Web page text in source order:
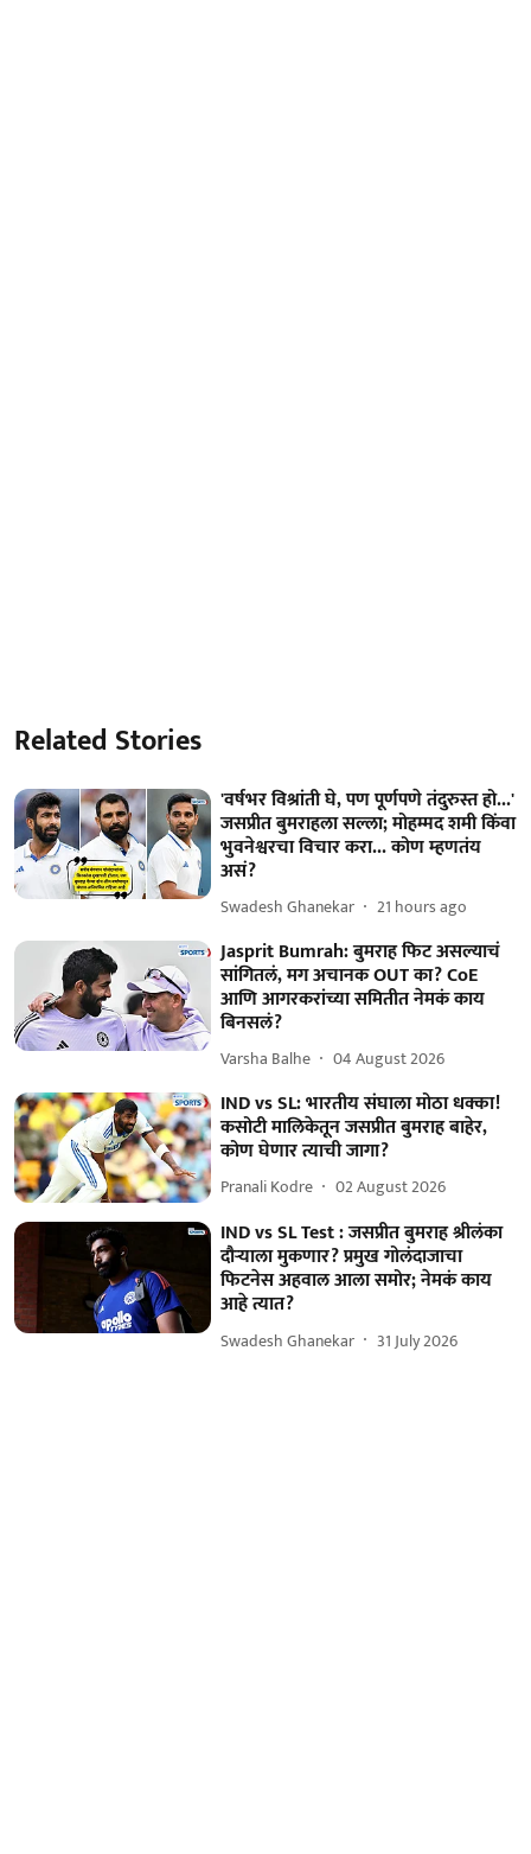
Related Stories
'वर्षभर विश्रांती घे, पण पूर्णपणे तंदुरुस्त हो...'
जसप्रीत बुमराहला सल्ला; मोहम्मद शमी किंवा
भुवनेश्वरचा विचार करा... कोण म्हणतंय
असं?
Swadesh Ghanekar 21 hours ago
Jasprit Bumrah: बुमराह फिट असल्याचं
सांगितलं, मग अचानक OUT का? CoE
आणि आगरकरांच्या समितीत नेमकं काय
बिनसलं?
Varsha Balhe 04 August 2026
IND vs SL: भारतीय संघाला मोठा धक्का!
कसोटी मालिकेतून जसप्रीत बुमराह बाहेर,
कोण घेणार त्याची जागा?
Pranali Kodre 02 August 2026
IND vs SL Test : जसप्रीत बुमराह श्रीलंका
दौऱ्याला मुकणार? प्रमुख गोलंदाजाचा
फिटनेस अहवाल आला समोर; नेमकं काय
आहे त्यात?
Swadesh Ghanekar 31 July 2026